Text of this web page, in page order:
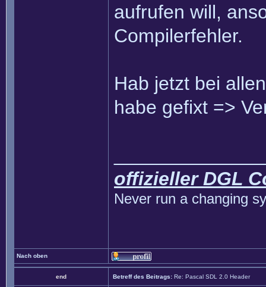
aufrufen will,
Compilerfehler.
Hab jetzt bei
habe gefixt =>
offizieller DGL
Never run a changing
Nach oben
end Betreff des Beitrags: Re: Pascal SDL 2.0 Header